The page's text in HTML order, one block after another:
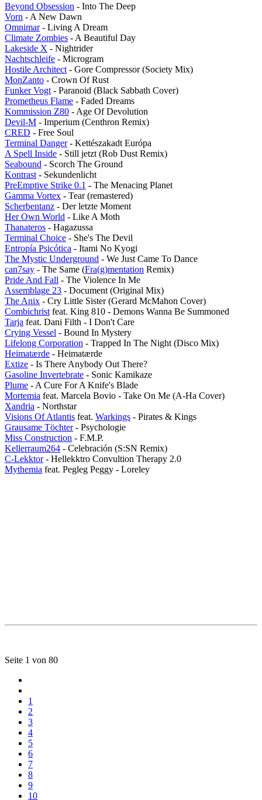
Beyond Obsession - Into The Deep
Vorn - A New Dawn
Omnimar- Living A Dream
Climate Zombies - A Beautiful Day
Lakeside X - Nightrider
Nachtschleife - Microgram
Hostile Architect - Gore Compressor (Society Mix)
MonZanto - Crown Of Rust
Funker Vogt - Paranoid (Black Sabbath Cover)
Prometheus Flame - Faded Dreams
Kommission Z80 - Age Of Devolution
Devil-M - Imperium (Centhron Remix)
CRED - Free Soul
Terminal Danger- Kettészakadt Európa
A Spell Inside - Still jetzt (Rob Dust Remix)
Seabound - Scorch The Ground
Kontrast - Sekundenlicht
PreEmptive Strike 0.1 - The Menacing Planet
Gamma Vortex - Tear (remastered)
Scherbentanz - Der letzte Moment
Her Own World - Like A Moth
Thanateros - Hagazussa
Terminal Choice - She's The Devil
Entropía Psicótica - Itami No Kyogi
The Mystic Underground - We Just Came To Dance
can7say - The Same (Fra(g)mentation Remix)
Pride And Fall - The Violence In Me
Assemblage 23 - Document (Original Mix)
The Anix - Cry Little Sister (Gerard McMahon Cover)
Combichrist feat. King 810 - Demons Wanna Be Summoned
Tarja feat. Dani Filth - I Don't Care
Crying Vessel - Bound In Mystery
Lifelong Corporation - Trapped In The Night (Disco Mix)
Heimatærde - Heimatærde
Extize - Is There Anybody Out There?
Gasoline Invertebrate - Sonic Kamikaze
Plume - A Cure For A Knife's Blade
Mortemia feat. Marcela Bovio - Take On Me (A-Ha Cover)
Xandria - Northstar
Visions Of Atlantis feat. Warkings - Pirates & Kings
Grausame Töchter- Psychologie
Miss Construction - F.M.P.
Kellerraum264 - Celebración (S:SN Remix)
C-Lekktor- Hellekktro Convultion Therapy 2.0
Mythemia feat. Pegleg Peggy - Loreley
Seite 1 von 80
1
2
3
4
5
6
7
8
9
10